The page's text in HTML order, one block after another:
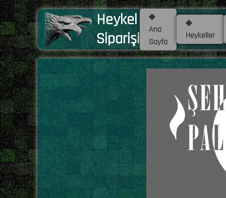
Heykel
Siparişi
◆
Ana
Sayfa
◆
Heykeller